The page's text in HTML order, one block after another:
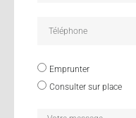
Emprunter
Consulter sur place